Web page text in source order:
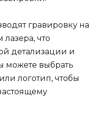
гравировку на
что
детализации и
можете выбрать
логотип, чтобы